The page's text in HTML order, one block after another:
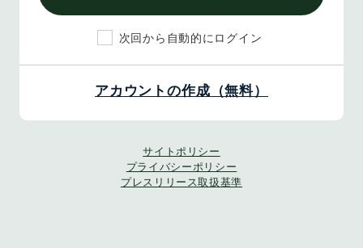
次回から自動的にログイン
アカウントの作成（無料）
サイトポリシー
プライバシーポリシー
プレスリリース取扱基準